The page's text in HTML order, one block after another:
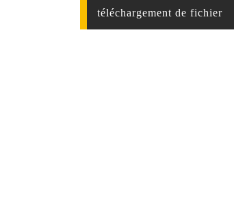
téléchargement de fichier